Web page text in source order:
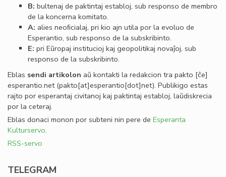
B: bultenaj de paktintaj establoj, sub responso de membro
de la koncerna komitato.
A: alies neoﬁcialaj, pri kio ajn utila por la evoluo de
Esperantio, sub responso de la subskribinto.
E: pri Eŭropaj institucioj kaj geopolitikaj novaĵoj, sub
responso de la subskribinto.
Eblas sendi artikolon aŭ kontakti la redakcion tra pakto [ĉe]
esperantio.net(pakto[at]esperantio[dot]net). Publikigo estas
rajto por esperantaj civitanoj kaj paktintaj establoj, laŭdiskrecia
por la ceteraj.
Eblas donaci monon por subteni nin pere de Esperanta
Kulturservo.
RSS-servo
TELEGRAM